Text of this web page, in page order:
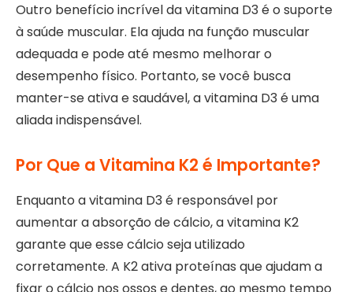
Outro benefício incrível da vitamina D3 é o suporte
à saúde muscular. Ela ajuda na função muscular
adequada e pode até mesmo melhorar o
desempenho físico. Portanto, se você busca
manter-se ativa e saudável, a vitamina D3 é uma
aliada indispensável.
Por Que a Vitamina K2 é Importante?
Enquanto a vitamina D3 é responsável por
aumentar a absorção de cálcio, a vitamina K2
garante que esse cálcio seja utilizado
corretamente. A K2 ativa proteínas que ajudam a
fixar o cálcio nos ossos e dentes, ao mesmo tempo